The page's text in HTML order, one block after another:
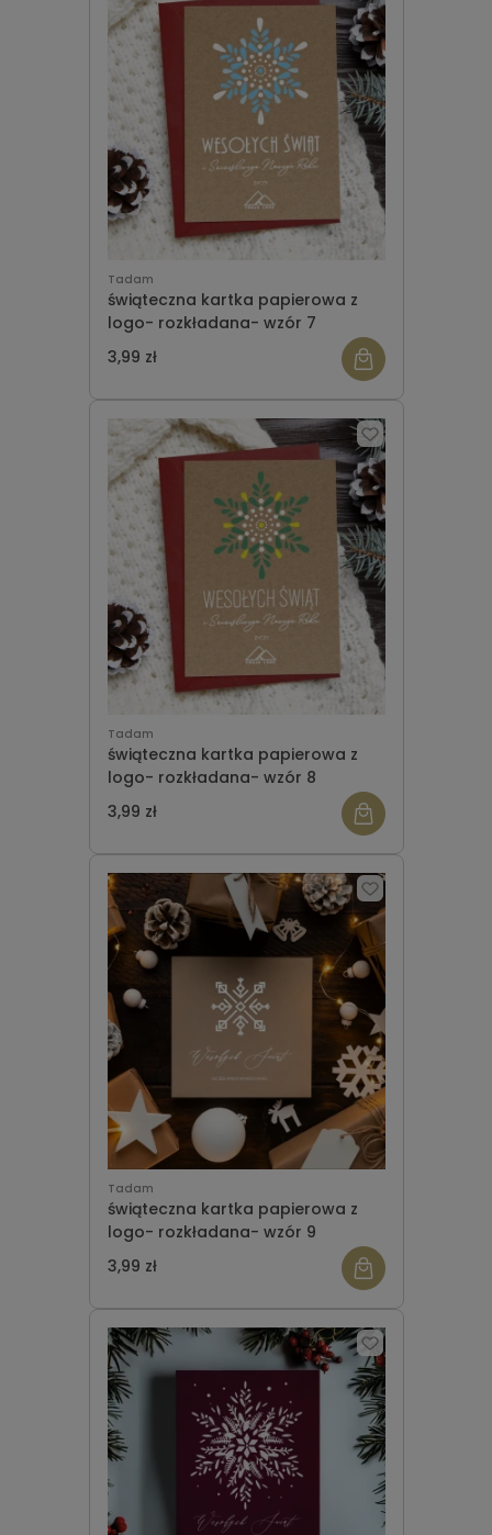
Tadam
świąteczna kartka papierowa z
logo- rozkładana- wzór 7
3,99 zł
Tadam
świąteczna kartka papierowa z
logo- rozkładana- wzór 8
3,99 zł
Tadam
świąteczna kartka papierowa z
logo- rozkładana- wzór 9
3,99 zł